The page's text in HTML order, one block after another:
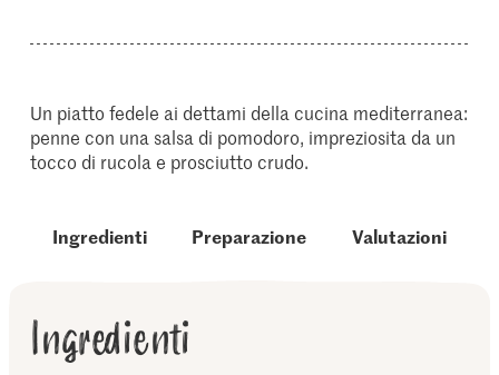
Un piatto fedele ai dettami della cucina mediterranea:
penne con una salsa di pomodoro, impreziosita da un
tocco di rucola e prosciutto crudo.
Ingredienti Preparazione Valutazioni
Ingredienti